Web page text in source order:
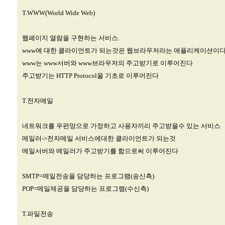
T.WWW(World Wide Web)
웹페이지 열람을 구현하는 서비스.
www에 대한 클라이언트가 되는것은 웹브라우저라는 애플리케이션이
www는 www서버와 www브라우저의 주고받기로 이루어진다
주고받기는 HTTP Protocol을 기초로 이루어진다
T.전자메일
네트워크를 우편망으로 가정하고 사용자끼리 주고받을수 있는 서비스
메일러->전자메일 서비스에대한 클라이언트가 되는것
메일서버와 메일러가 주고받기를 함으로써 이루어진다
SMTP=메일전송을 담당하는 프로그램(송신측)
POP=메일제공을 담당하는 프로그램(수신측)
T.파일전송